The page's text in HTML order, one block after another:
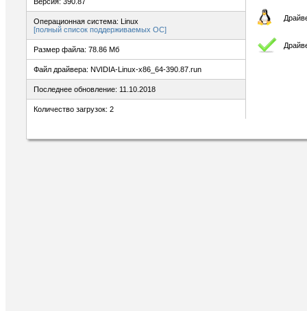
Операционная система: Linux
[полный список поддерживаемых ОС]
Размер файла: 78.86 Мб
Файл драйвера: NVIDIA-Linux-x86_64-390.87.run
Последнее обновление: 11.10.2018
Количество загрузок: 2